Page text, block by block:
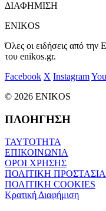
ΔΙΑΦΗΜΙΣΗ
ENIKOS
Όλες οι ειδήσεις από την
του enikos.gr.
Facebook X Instagram
© 2026 ENIKOS
ΠΛΟΗΓΗΣΗ
ΤΑΥΤΟΤΗΤΑ
ΕΠΙΚΟΙΝΩΝΙΑ
ΟΡΟΙ ΧΡΗΣΗΣ
ΠΟΛΙΤΙΚΗ
ΠΟΛΙΤΙΚΗ COOKIES
Κρατική Διαφήμιση